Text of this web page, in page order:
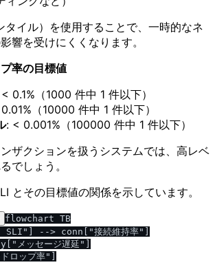
イル）を使用することで、一時的なネ
響を受けにくくなります。
率の目標値
0.1%（1000 件中 1 件以下）
（10000 件中 1 件以下）
: < 0.001%（100000 件中 1 件以下）
ザクションを扱うシステムでは、高レベ
でしょう。
とその目標値の関係を示しています。
flowchart TB
--> conn["接続維持率"]
メッセージ遅延"]
ップ率"]